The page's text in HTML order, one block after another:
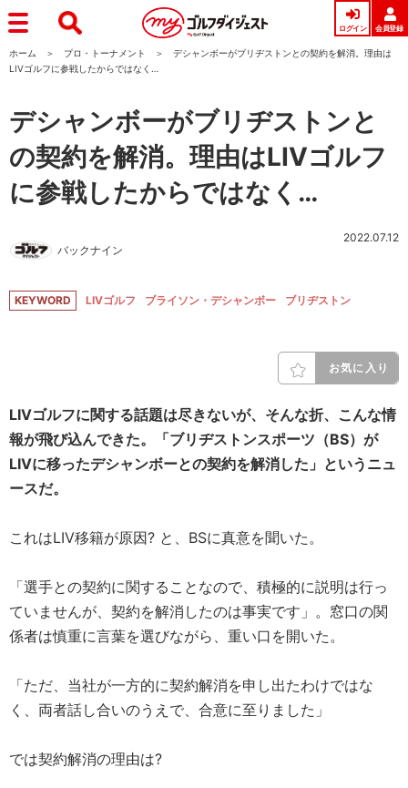
ログイン 会員登録
ホーム プロ・トーナメント
デシャンボーがブリヂストンとの契約を解消。理由は
LIVゴルフに参戦したからではなく…
デシャンボーがブリヂストンと
の契約を解消。理由はLIVゴルフ
に参戦したからではなく…
バックナイン
2022.07.12
KEYWORD LIVゴルフ ブライソン・デシャンボー ブリヂストン
お気に入り
LIVゴルフに関する話題は尽きないが、そんな折、こんな情
報が飛び込んできた。「ブリヂストンスポーツ（BS）が
LIVに移ったデシャンボーとの契約を解消した」というニュ
ースだ。
これはLIV移籍が原因? と、BSに真意を聞いた。
「選手との契約に関することなので、積極的に説明は行っ
ていませんが、契約を解消したのは事実です」。窓口の関
係者は慎重に言葉を選びながら、重い口を開いた。
「ただ、当社が一方的に契約解消を申し出たわけではな
く、両者話し合いのうえで、合意に至りました」
では契約解消の理由は?